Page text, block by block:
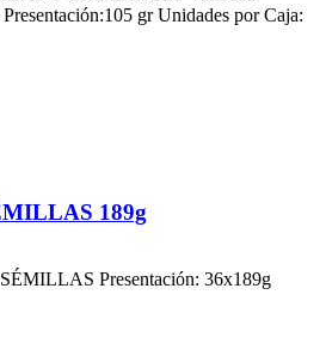
gr Unidades por Caja:
189g
Presentación: 36x189g